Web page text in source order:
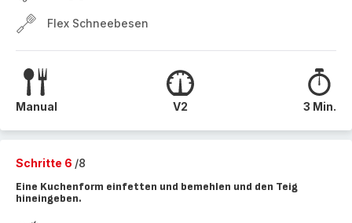
Flex Schneebesen
Manual V2 3 Min.
Schritte 6 /8
Eine Kuchenform einfetten und bemehlen und den Teig
hineingeben.